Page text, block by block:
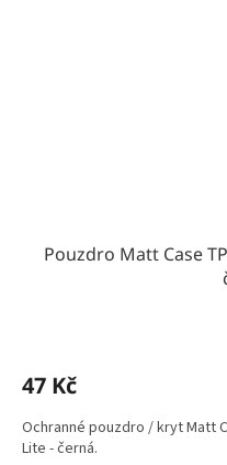
Pouzdro Matt Case
47 Kč
Ochranné pouzdro / kryt Matt
Lite - černá.